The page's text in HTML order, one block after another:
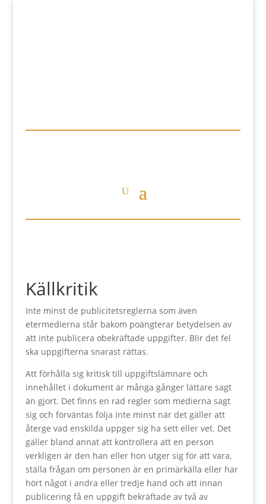
Källkritik
Inte minst de publicitetsreglerna som även
etermedierna står bakom poängterar betydelsen av
att inte publicera obekräftade uppgifter. Blir det fel
ska uppgifterna snarast rättas.
Att förhålla sig kritisk till uppgiftslämnare och
innehållet i dokument är många gånger lättare sagt
än gjort. Det finns en rad regler som medierna sagt
sig och förväntas följa inte minst när det gäller att
återge vad enskilda uppger sig ha sett eller vet. Det
gäller bland annat att kontrollera att en person
verkligen är den han eller hon utger sig för att vara,
ställa frågan om personen är en primärkälla eller har
hört något i andra eller tredje hand och att innan
publicering få en uppgift bekräftade av två av